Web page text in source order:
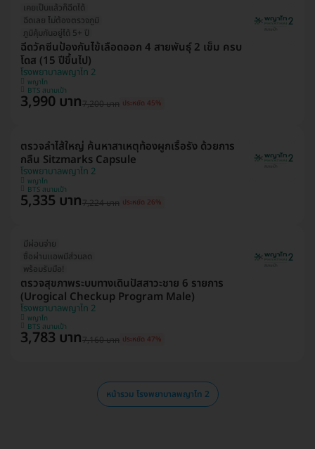
เคยเป็นแล้วก็ฉีดได้
ฉีดเลย ไม่ต้องตรวจภูมิ
ภูมิคุ้มกันอยู่ได้ 5+ ปี
ฉีดวัคซีนป้องกันไข้เลือดออก 4 สายพันธุ์ 2 เข็ม ครบ
โดส (15 ปีขึ้นไป)
โรงพยาบาลพญาไท 2
พญาไท
BTS สนามเป้า
3,990 บาท7,200 บาท ประหยัด 45%
ตรวจลำไส้ใหญ่ ค้นหาสาเหตุท้องผูกเรื้อรัง ด้วยการ
กลืน Sitzmarks Capsule
โรงพยาบาลพญาไท 2
พญาไท
BTS สนามเป้า
5,335 บาท7,224 บาท ประหยัด 26%
มีผ่อนจ่าย
ซื้อผ่านเเอพมีส่วนลด
พร้อมรับมือ!
ตรวจสุขภาพระบบทางเดินปัสสาวะชาย 6 รายการ
(Urogical Checkup Program Male)
โรงพยาบาลพญาไท 2
พญาไท
BTS สนามเป้า
3,783 บาท7,160 บาท ประหยัด 47%
หน้ารวม โรงพยาบาลพญาไท 2